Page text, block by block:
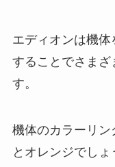
エディオンは機
することでさまざ
す。
機体のカラーリン
とオレンジでしょ